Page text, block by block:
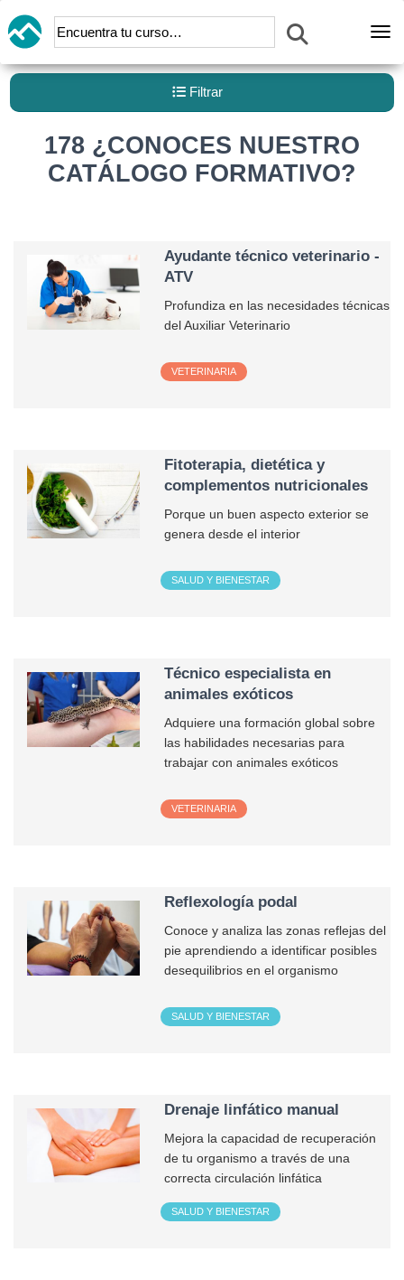
178 ¿CONOCES NUESTRO
CATÁLOGO FORMATIVO?
Filtrar
Ayudante técnico veterinario -
ATV
Profundiza en las necesidades técnicas
del Auxiliar Veterinario
VETERINARIA
Fitoterapia, dietética y
complementos nutricionales
Porque un buen aspecto exterior se
genera desde el interior
SALUD Y BIENESTAR
Técnico especialista en
animales exóticos
Adquiere una formación global sobre
las habilidades necesarias para
trabajar con animales exóticos
VETERINARIA
Reflexología podal
Conoce y analiza las zonas reflejas del
pie aprendiendo a identificar posibles
desequilibrios en el organismo
SALUD Y BIENESTAR
Drenaje linfático manual
Mejora la capacidad de recuperación
de tu organismo a través de una
correcta circulación linfática
SALUD Y BIENESTAR